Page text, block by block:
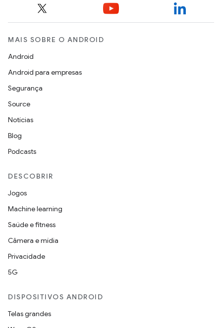
MAIS SOBRE O ANDROID
Android
Android para empresas
Segurança
Source
Notícias
Blog
Podcasts
DESCOBRIR
Jogos
Machine learning
Saúde e fitness
Câmera e mídia
Privacidade
5G
DISPOSITIVOS ANDROID
Telas grandes